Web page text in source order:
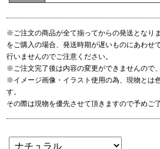
※ご注文の商品が全て揃ってからの発送となり
をご購入の場合、発送時期が遅いものにあわせ
行いませんのでご注意ください。
※ご注文完了後は内容の変更ができませんので
※イメージ画像・イラスト使用の為、現物とは
す。
その際は現物を優先させて頂きますので予めご